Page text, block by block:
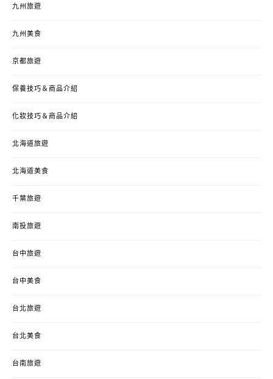
九州旅遊
九州美食
京都旅遊
保養技巧＆商品介紹
化妝技巧＆商品介紹
北海道旅遊
北海道美食
千葉旅遊
南投旅遊
台中旅遊
台中美食
台北旅遊
台北美食
台南旅遊